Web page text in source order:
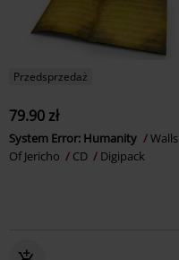
Przedsprzedaż
79.90 zł
System Error: Humanity
Walls
Of Jericho
CD Digipack